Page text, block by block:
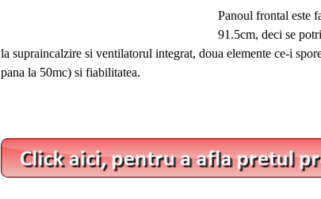
Panoul frontal este
91.5cm, deci se
la supraincalzire si ventilatorul integrat, doua elemente ce-i
pana la 50mc) si fiabilitatea.